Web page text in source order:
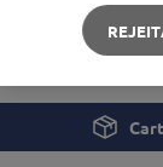
xiaomi
uriage
4º svr
Beleza e
Heliocare 360